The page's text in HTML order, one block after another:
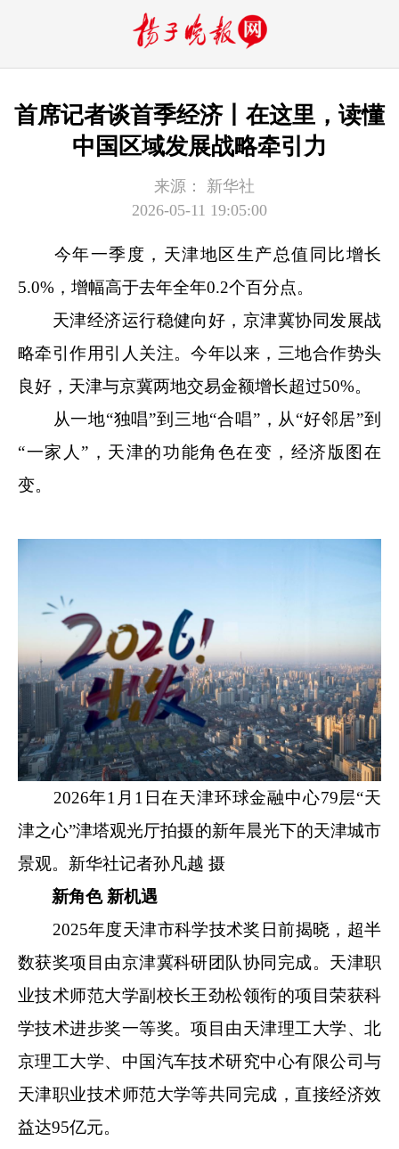
首席记者谈首季经济丨在这里，读懂
中国区域发展战略牵引力
来源：
新华社
2026-05-11 19:05:00
今年一季度，天津地区生产总值同比增长
5.0%，增幅高于去年全年0.2个百分点。
天津经济运行稳健向好，京津冀协同发展战
略牵引作用引人关注。今年以来，三地合作势头
良好，天津与京冀两地交易金额增长超过50%。
从一地“独唱”到三地“合唱”，从“好邻居”到
“一家人”，天津的功能角色在变，经济版图在
变。
2026年1月1日在天津环球金融中心79层“天
津之心”津塔观光厅拍摄的新年晨光下的天津城市
景观。新华社记者孙凡越 摄
新角色 新机遇
2025年度天津市科学技术奖日前揭晓，超半
数获奖项目由京津冀科研团队协同完成。天津职
业技术师范大学副校长王劲松领衔的项目荣获科
学技术进步奖一等奖。项目由天津理工大学、北
京理工大学、中国汽车技术研究中心有限公司与
天津职业技术师范大学等共同完成，直接经济效
益达95亿元。